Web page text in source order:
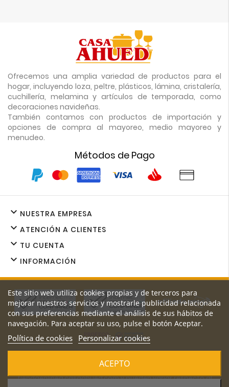
Ofrecemos una amplia variedad de productos para el
hogar, incluyendo loza, peltre, plásticos, lámina, cristalería,
cuchillería, melamina y artículos de temporada, como
decoraciones navideñas.
También contamos con productos de importación y
opciones de compra al mayoreo, medio mayoreo y
menudeo.
Métodos de Pago
NUESTRA EMPRESA

ATENCIÓN A CLIENTES

TU CUENTA

INFORMACIÓN

Este sitio web utiliza cookies propias y de terceros para
mejorar nuestros servicios y mostrarle publicidad relacionada
con sus preferencias mediante el análisis de sus hábitos de
navegación. Para aceptar su uso, pulse el botón Aceptar.
Política de cookies Personalizar cookies
ACEPTO
de
tiendaenlinea.casaahued.com y pueden variar respecto al